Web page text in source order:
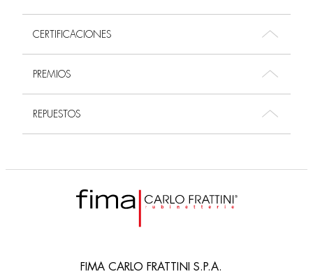
CERTIFICACIONES
PREMIOS
REPUESTOS
FIMA CARLO FRATTINI S.P.A.